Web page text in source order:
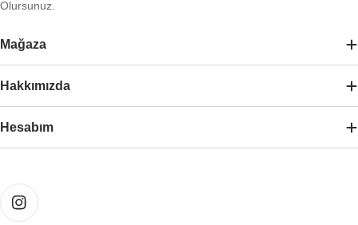
Olursunuz.
Mağaza
Hakkımızda
Hesabım
Ödeme
yöntemleri
Instagram